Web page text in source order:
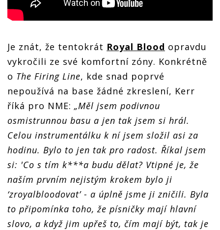
Je znát, že tentokrát Royal Blood opravdu
vykročili ze své komfortní zóny. Konkrétně
o The Firing Line, kde snad poprvé
nepoužívá na base žádné zkreslení, Kerr
říká pro NME: „Měl jsem podivnou
osmistrunnou basu a jen tak jsem si hrál.
Celou instrumentálku k ní jsem složil asi za
hodinu. Bylo to jen tak pro radost. Říkal jsem
si: 'Co s tím k***a budu dělat? Vtipné je, že
naším prvním nejistým krokem bylo ji
‘zroyalbloodovat’ - a úplně jsme ji zničili. Byla
to připomínka toho, že písničky mají hlavní
slovo, a když jim upřeš to, čím mají být, tak je